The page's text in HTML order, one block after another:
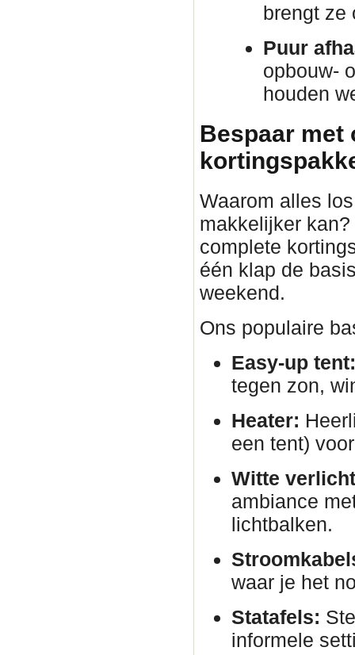
brengt
Puur
opbouw-
houden
Bespaar met
Waarom alles
makkelijker
complete
één klap de
weekend.
Ons populaire
Easy-up tent:
tegen zon,
Heater:
een tent)
Witte
ambiance
lichtbalken.
waar je het
Statafels:
informele